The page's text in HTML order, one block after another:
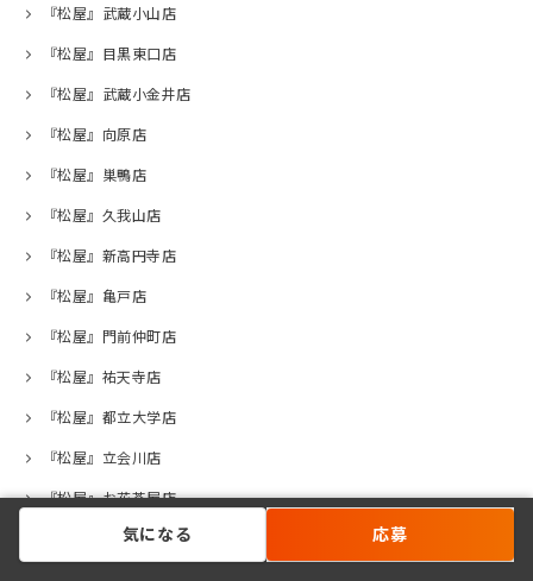
『松屋』武蔵小山店
『松屋』目黒東口店
『松屋』武蔵小金井店
『松屋』向原店
『松屋』巣鴨店
『松屋』久我山店
『松屋』新高円寺店
『松屋』亀戸店
『松屋』門前仲町店
『松屋』祐天寺店
『松屋』都立大学店
『松屋』立会川店
『松屋』お花茶屋店
『松屋』荻窪西口店
気になる 応募